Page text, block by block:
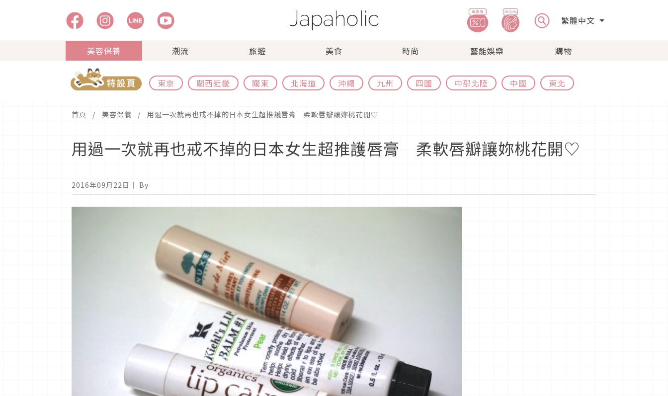
繁體中文
美容保養 潮流 旅遊 美食 時尚 藝能娛樂 購物
東京 關西近畿 關東 北海道 沖繩 九州 四國 中部北陸 中國 東北
首頁 美容保養 用過一次就再也戒不掉的日本女生超推護唇膏 柔軟唇瓣讓妳桃花開♡
用過一次就再也戒不掉的日本女生超推護唇膏 柔軟唇瓣讓妳桃花開♡
2016年09月22日 ｜ By